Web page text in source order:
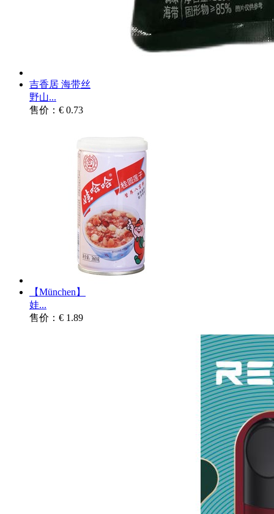
吉香居 海带丝
野山...
售价：€ 0.73
【München】
娃...
售价：€ 1.89